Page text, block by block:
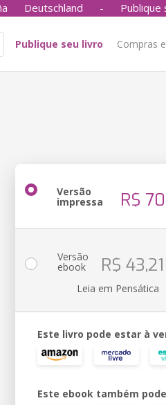
Deutschland - Publique
Publique seu livro Compras
Versão
impressa R$
Versão
ebook R$ 43,21
Leia em Pensática
Este livro pode estar à
Este ebook também